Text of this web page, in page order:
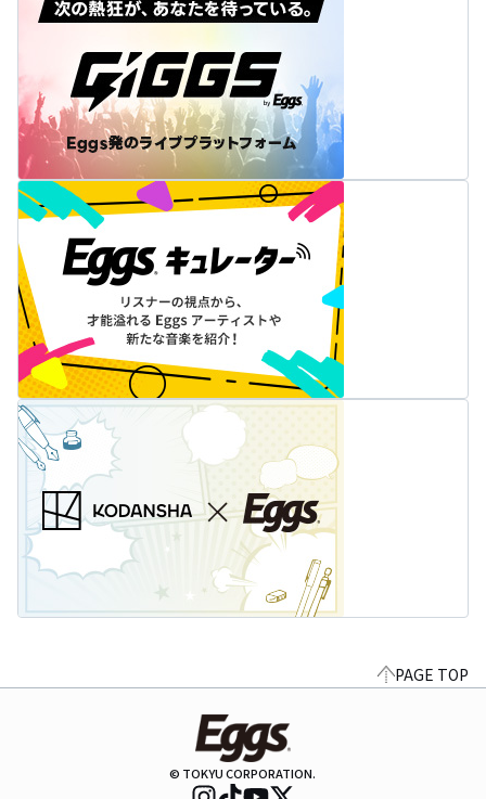
PAGE TOP
© TOKYU CORPORATION.